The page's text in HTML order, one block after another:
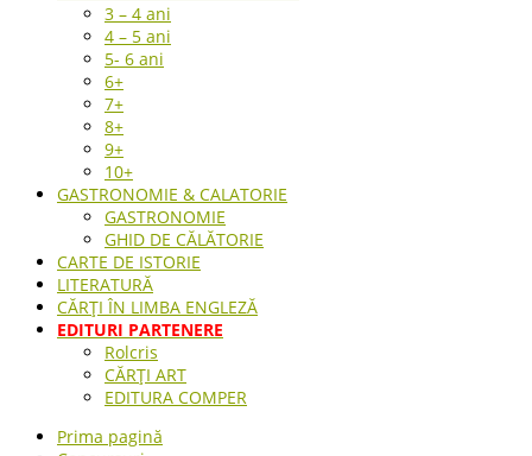
3 – 4 ani
4 – 5 ani
5- 6 ani
6+
7+
8+
9+
10+
GASTRONOMIE & CALATORIE
GASTRONOMIE
GHID DE CĂLĂTORIE
CARTE DE ISTORIE
LITERATURĂ
CĂRȚI ÎN LIMBA ENGLEZĂ
EDITURI PARTENERE
Rolcris
CĂRȚI ART
EDITURA COMPER
Prima pagină